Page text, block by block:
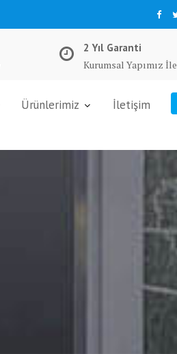
2 Yıl Garanti
Kurumsal Yapımız İle
Ürünlerimiz İletişim